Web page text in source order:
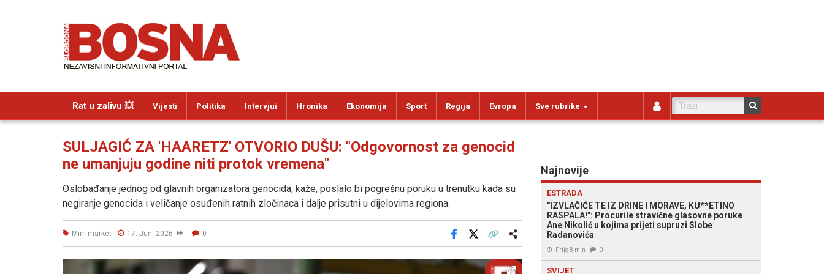
Rat u zalivu 💥 Vijesti Politika Intervjui Hronika Ekonomija Sport Regija Evropa Sve rubrike
SULJAGIĆ ZA 'HAARETZ' OTVORIO DUŠU: "Odgovornost za genocid
ne umanjuju godine niti protok vremena"
Oslobađanje jednog od glavnih organizatora genocida, kaže, poslalo bi pogrešnu poruku u trenutku kada su
negiranje genocida i veličanje osuđenih ratnih zločinaca i dalje prisutni u dijelovima regiona.
Mini market 17. Jun. 2026 0
Facebook
Najnovije
ESTRADA
"IZVLAČIĆE TE IZ DRINE I MORAVE, KU**ETINO
RASPALA!": Procurile stravične glasovne poruke
Ane Nikolić u kojima prijeti supruzi Slobe
Radanovića
Prije 8 min 0
SVIJET